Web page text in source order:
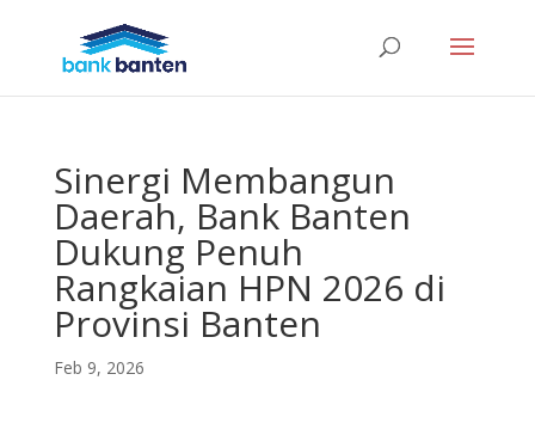
Sinergi Membangun
Daerah, Bank Banten
Dukung Penuh
Rangkaian HPN 2026 di
Provinsi Banten
Feb 9, 2026